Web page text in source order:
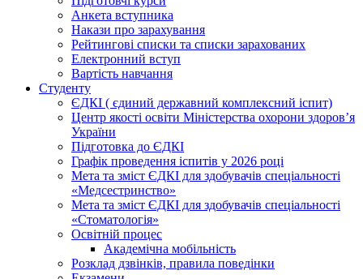
Анкета вступника
Накази про зарахування
Рейтингові списки та списки зарахованих
Електронний вступ
Вартість навчання
Студенту
ЄДКІ ( єдиний державний комплексний іспит)
Центр якості освіти Міністерства охорони здоровʼя
України
Підготовка до ЄДКІ
Графік проведення іспитів у 2026 році
Мета та зміст ЄДКІ для здобувачів спеціальності
«Медсестринство»
Мета та зміст ЄДКІ для здобувачів спеціальності
«Стоматологія»
Освітній процес
Академічна мобільність
Розклад дзвінків, правила поведінки